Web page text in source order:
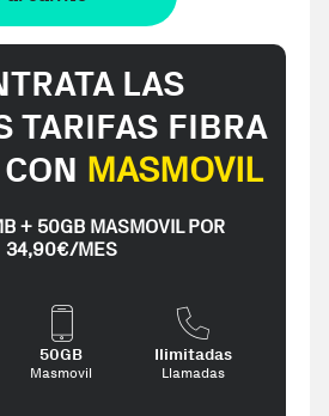
LAS
TARIFAS FIBRA
MASMOVIL
+ 50GB MASMOVIL POR
34,90€/MES
50GB
Masmovil
Ilimitadas
Llamadas